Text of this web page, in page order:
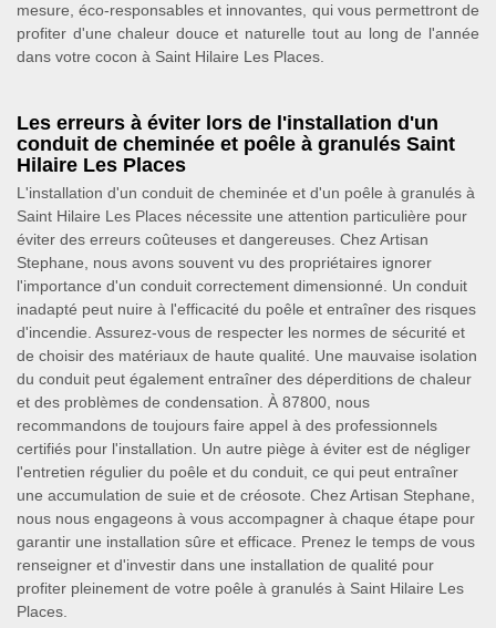
mesure, éco-responsables et innovantes, qui vous permettront de
profiter d'une chaleur douce et naturelle tout au long de l'année
dans votre cocon à Saint Hilaire Les Places.
Les erreurs à éviter lors de l'installation d'un
conduit de cheminée et poêle à granulés Saint
Hilaire Les Places
L'installation d'un conduit de cheminée et d'un poêle à granulés à
Saint Hilaire Les Places nécessite une attention particulière pour
éviter des erreurs coûteuses et dangereuses. Chez Artisan
Stephane, nous avons souvent vu des propriétaires ignorer
l'importance d'un conduit correctement dimensionné. Un conduit
inadapté peut nuire à l'efficacité du poêle et entraîner des risques
d'incendie. Assurez-vous de respecter les normes de sécurité et
de choisir des matériaux de haute qualité. Une mauvaise isolation
du conduit peut également entraîner des déperditions de chaleur
et des problèmes de condensation. À 87800, nous
recommandons de toujours faire appel à des professionnels
certifiés pour l'installation. Un autre piège à éviter est de négliger
l'entretien régulier du poêle et du conduit, ce qui peut entraîner
une accumulation de suie et de créosote. Chez Artisan Stephane,
nous nous engageons à vous accompagner à chaque étape pour
garantir une installation sûre et efficace. Prenez le temps de vous
renseigner et d'investir dans une installation de qualité pour
profiter pleinement de votre poêle à granulés à Saint Hilaire Les
Places.